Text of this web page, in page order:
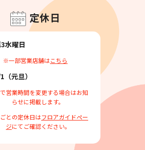
定休日
水曜日
※一部営業店舗はこちら
（元旦）
営業時間を変更する場合はお知
らせに掲載します。
との定休日はフロアガイドペー
ジにてご確認ください。